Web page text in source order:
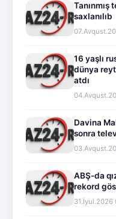
saxlanılıb
16 yaşlı
dünya
atdı
Davina
sonra
ABŞ-da
rekord
31.İyul.2026